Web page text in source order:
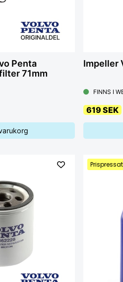
Penta
71mm
Impeller
FINNS I
619 SEK
Prispressat